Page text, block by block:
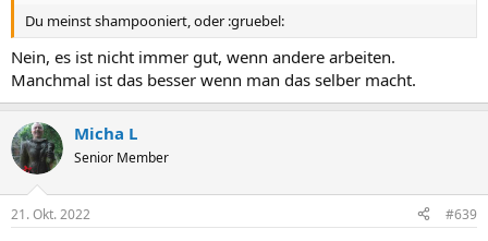
Du meinst shampooniert, oder :gruebel:
Nein, es ist nicht immer gut, wenn andere arbeiten.
Manchmal ist das besser wenn man das selber macht.
Micha L
Senior Member
21. Okt. 2022 #639